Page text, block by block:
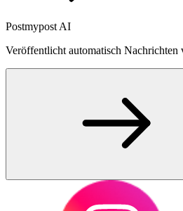
Postmypost AI
Veröffentlicht automatisch